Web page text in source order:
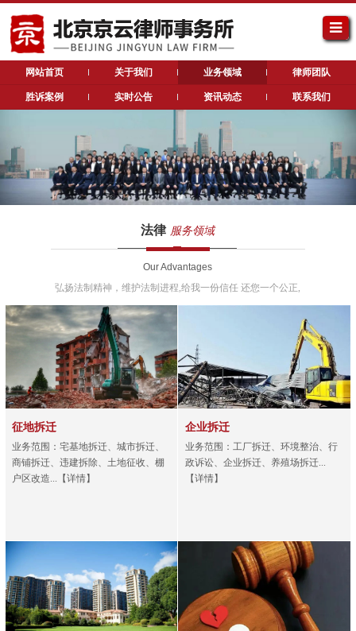
网站首页 关于我们 业务领域 律师团队
胜诉案例 实时公告 资讯动态 联系我们
法律 服务领域
Our Advantages
弘扬法制精神，维护法制进程,给我一份信任 还您一个公正,
征地拆迁
业务范围：宅基地拆迁、城市拆迁、
商铺拆迁、违建拆除、土地征收、棚
户区改造...【详情】
企业拆迁
业务范围：工厂拆迁、环境整治、行
政诉讼、企业拆迁、养殖场拆迁...
【详情】